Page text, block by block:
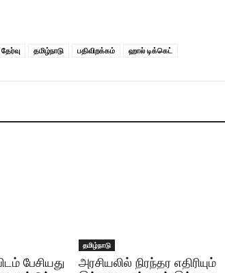
தமிழ்நாடு பதிவிறக்கம் ஹால் டிக்கெட்
பேசியது
தமிழ்நாடு
அரசியலில் நிரந்தர எதிரியும்